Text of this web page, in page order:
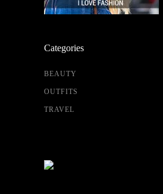
Categories
BEAUTY
OUTFITS
TRAVEL